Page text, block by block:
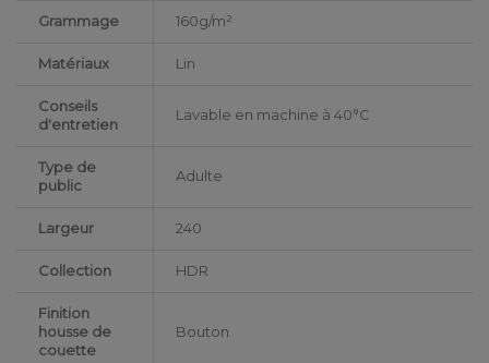
Grammage 160g/m²
Matériaux Lin
Conseils
d'entretien
Lavable en machine à 40°C
Type de
public
Adulte
Largeur 240
Collection HDR
Finition
housse de
couette
Bouton